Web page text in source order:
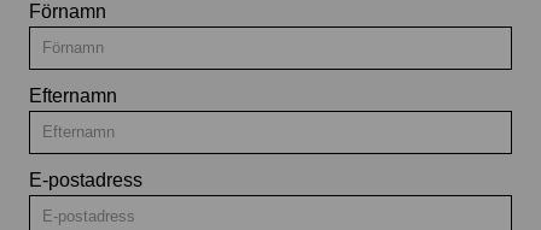
Förnamn
Efternamn
E-postadress